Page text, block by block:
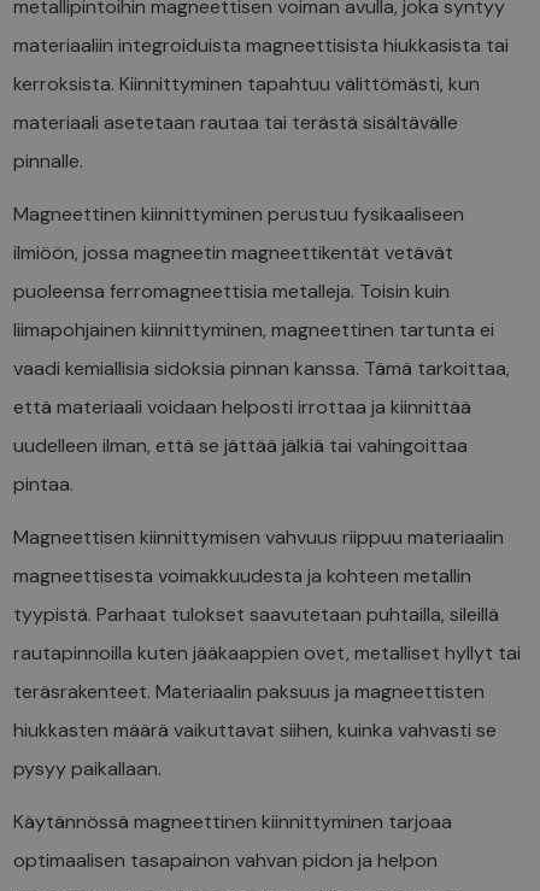
metallipintoihin magneettisen voiman avulla, joka syntyy
materiaaliin integroiduista magneettisista hiukkasista tai
kerroksista. Kiinnittyminen tapahtuu välittömästi, kun
materiaali asetetaan rautaa tai terästä sisältävälle
pinnalle.
Magneettinen kiinnittyminen perustuu fysikaaliseen
ilmiöön, jossa magneetin magneettikentät vetävät
puoleensa ferromagneettisia metalleja. Toisin kuin
liimapohjainen kiinnittyminen, magneettinen tartunta ei
vaadi kemiallisia sidoksia pinnan kanssa. Tämä tarkoittaa,
että materiaali voidaan helposti irrottaa ja kiinnittää
uudelleen ilman, että se jättää jälkiä tai vahingoittaa
pintaa.
Magneettisen kiinnittymisen vahvuus riippuu materiaalin
magneettisesta voimakkuudesta ja kohteen metallin
tyypistä. Parhaat tulokset saavutetaan puhtailla, sileillä
rautapinnoilla kuten jääkaappien ovet, metalliset hyllyt tai
teräsrakenteet. Materiaalin paksuus ja magneettisten
hiukkasten määrä vaikuttavat siihen, kuinka vahvasti se
pysyy paikallaan.
Käytännössä magneettinen kiinnittyminen tarjoaa
optimaalisen tasapainon vahvan pidon ja helpon